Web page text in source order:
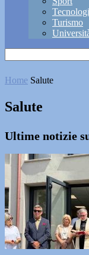
Turismo
Home Salute
Salute
Ultime notizie